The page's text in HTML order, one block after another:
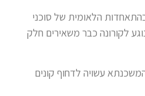
הלאומית של סוכני
לקורונה כבר משאירים חלק
עשויה לדחוף קונים